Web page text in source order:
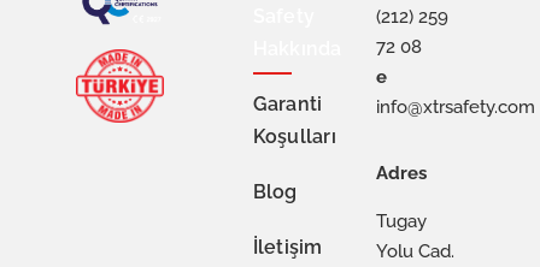
Garanti
Koşulları
Blog
İletişim
(212) 259
72 08
e
info@xtrsafety.com
Adres
Tugay
Yolu Cad.